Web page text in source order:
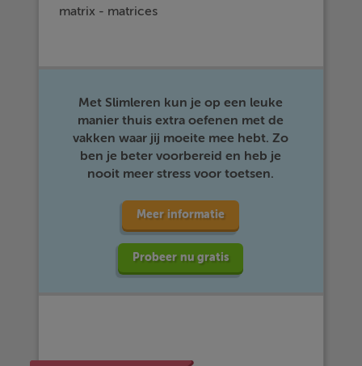
matrix - matrices
Met Slimleren kun je op een leuke
manier thuis extra oefenen met de
vakken waar jij moeite mee hebt. Zo
ben je beter voorbereid en heb je
nooit meer stress voor toetsen.
Meer informatie
Probeer nu gratis